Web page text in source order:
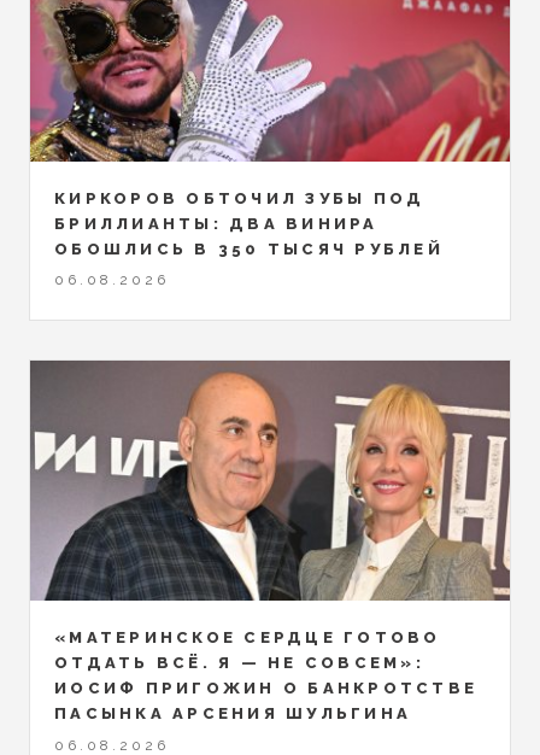
КИРКОРОВ ОБТОЧИЛ ЗУБЫ ПОД
БРИЛЛИАНТЫ: ДВА ВИНИРА
ОБОШЛИСЬ В 350 ТЫСЯЧ РУБЛЕЙ
06.08.2026
«МАТЕРИНСКОЕ СЕРДЦЕ ГОТОВО
ОТДАТЬ ВСЁ. Я — НЕ СОВСЕМ»:
ИОСИФ ПРИГОЖИН О БАНКРОТСТВЕ
ПАСЫНКА АРСЕНИЯ ШУЛЬГИНА
06.08.2026